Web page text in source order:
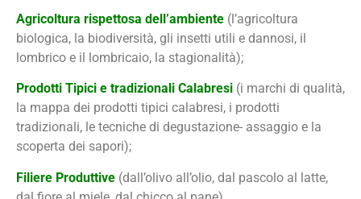
Agricoltura rispettosa dell’ambiente (l’agricoltura
biologica, la biodiversità, gli insetti utili e dannosi, il
lombrico e il lombricaio, la stagionalità);
Prodotti Tipici e tradizionali Calabresi (i marchi di qualità,
la mappa dei prodotti tipici calabresi, i prodotti
tradizionali, le tecniche di degustazione- assaggio e la
scoperta dei sapori);
Filiere Produttive (dall’olivo all’olio, dal pascolo al latte,